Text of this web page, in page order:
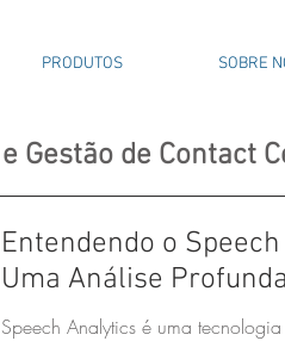
PRODUTOS SOBRE
e Gestão de Contact
Entendendo o Speech
Uma Análise Profunda
Speech Analytics é uma